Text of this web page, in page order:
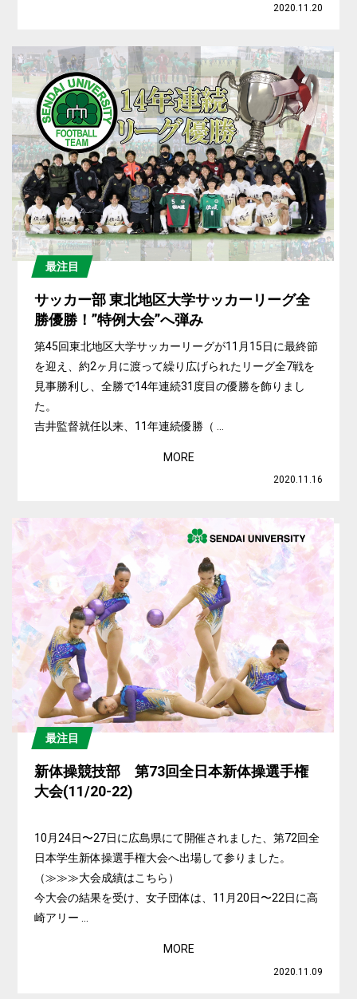
2020.11.20
最注目
サッカー部 東北地区大学サッカーリーグ全
勝優勝！”特例大会”へ弾み
第45回東北地区大学サッカーリーグが11月15日に最終節
を迎え、約2ヶ月に渡って繰り広げられたリーグ全7戦を
見事勝利し、全勝で14年連続31度目の優勝を飾りまし
た。
吉井監督就任以来、11年連続優勝（ ...
MORE
2020.11.16
最注目
新体操競技部 第73回全日本新体操選手権
大会(11/20-22)
10月24日〜27日に広島県にて開催されました、第72回全
日本学生新体操選手権大会へ出場して参りました。
（≫≫≫大会成績はこちら）
今大会の結果を受け、女子団体は、11月20日〜22日に高
崎アリー ...
MORE
2020.11.09